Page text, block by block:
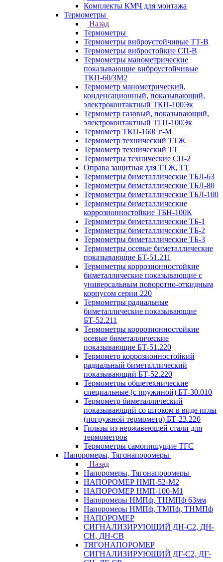
Комплекты КМЧ для монтажа
Термометры
Назад
Термометры
Термометры виброустойчивые ТТ-В
Термометры вибростойкие СП-В
Термометры манометрические
показывающие виброустойчивые
ТКП-60/3М2
Термометр манометрический,
конденсационный, показывающий,
электроконтактный ТКП-100Эк
Термометр газовый, показывающий,
электроконтактный ТГП-100Эк
Термометр ТКП-160Сг-М
Термометр технический ТТЖ
Термометр технический ТТ
Термометры технические СП-2
Оправа защитная для ТТЖ, ТТ
Термометры биметаллические ТБЛ-63
Термометры биметаллические ТБЛ-80
Термометры биметаллические ТБЛ-100
Термометры биметаллические
коррозионностойкие ТБН-100К
Термометры биметаллические ТБ-1
Термометры биметаллические ТБ-2
Термометры биметаллические ТБ-3
Термометры осевые биметаллические
показывающие БТ-51.211
Термометры коррозионностойкие
биметаллические показывающие с
универсальным поворотно-откидным
корпусом серии 220
Термометры радиальные
биметаллические показывающие
БТ-52.211
Термометры коррозионностойкие
осевые биметаллические
показывающие БТ-51.220
Термометр коррозионностойкий
радиальный биметаллический
показывающий БТ-52.220
Термометры общетехнические
специальные (с пружиной) БТ-30.010
Термометр биметаллический
показывающий со штоком в виде иглы
(погружной термометр) БТ-23.220
Гильзы из нержавеющей стали для
термометров
Термометры самопишущие ТГС
Напоромеры, Тягонапоромеры
Назад
Напоромеры, Тягонапоромеры
НАПОРОМЕР НМП-52-М2
НАПОРОМЕР НМП-100-М1
Напоромеры НМПф, ТНМПф 63мм
Напоромеры НМПф, ТМПф, ТНМПф
НАПОРОМЕР
СИГНАЛИЗИРУЮЩИЙ ДН-С2, ДН-
СН, ДН-СВ
ТЯГОНАПОРОМЕР
СИГНАЛИЗИРУЮЩИЙ ДГ-С2, ДГ-